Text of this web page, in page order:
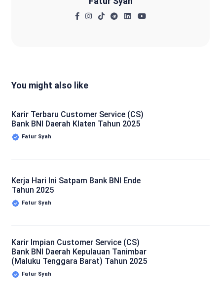
You might also like
Karir Terbaru Customer Service (CS)
Bank BNI Daerah Klaten Tahun 2025
Fatur Syah
Kerja Hari Ini Satpam Bank BNI Ende
Tahun 2025
Fatur Syah
Karir Impian Customer Service (CS)
Bank BNI Daerah Kepulauan Tanimbar
(Maluku Tenggara Barat) Tahun 2025
Fatur Syah